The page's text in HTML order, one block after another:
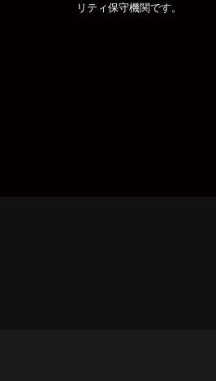
リティ保守機関です。